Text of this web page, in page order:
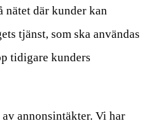
nätet där kunder kan
tjänst, som ska användas
tidigare kunders
annonsintäkter. Vi har